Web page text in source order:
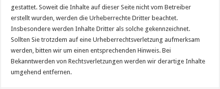
gestattet. Soweit die Inhalte auf dieser Seite nicht vom Betreiber
erstellt wurden, werden die Urheberrechte Dritter beachtet.
Insbesondere werden Inhalte Dritter als solche gekennzeichnet.
Sollten Sie trotzdem auf eine Urheberrechtsverletzung aufmerksam
werden, bitten wir um einen entsprechenden Hinweis. Bei
Bekanntwerden von Rechtsverletzungen werden wir derartige Inhalte
umgehend entfernen.